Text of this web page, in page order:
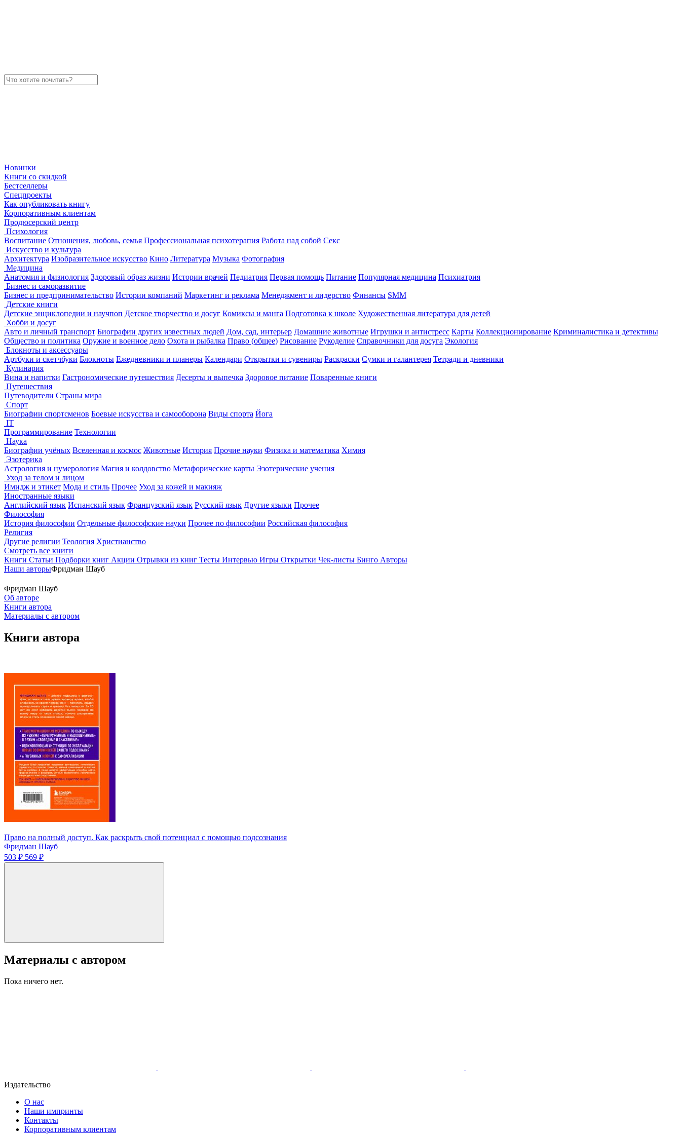
Новинки
Книги со скидкой
Бестселлеры
Спецпроекты
Как опубликовать книгу
Корпоративным клиентам
Продюсерский центр
Психология
Воспитание Отношения, любовь, семья Профессиональная психотерапия Работа над собой Секс
Искусство и культура
Архитектура Изобразительное искусство Кино Литература Музыка Фотография
Медицина
Анатомия и физиология Здоровый образ жизни Истории врачей Педиатрия Первая помощь Питание Популярная медицина Психиатрия
Бизнес и саморазвитие
Бизнес и предпринимательство Истории компаний Маркетинг и реклама Менеджмент и лидерство Финансы SMM
Детские книги
Детские энциклопедии и научпоп Детское творчество и досуг Комиксы и манга Подготовка к школе Художественная литература для детей
Хобби и досуг
Авто и личный транспорт Биографии других известных людей Дом, сад, интерьер Домашние животные Игрушки и антистресс Карты Коллекционирование Криминалистика и детективы
Общество и политика Оружие и военное дело Охота и рыбалка Право (общее) Рисование Рукоделие Справочники для досуга Экология
Блокноты и аксессуары
Артбуки и скетчбуки Блокноты Ежедневники и планеры Календари Открытки и сувениры Раскраски Сумки и галантерея Тетради и дневники
Кулинария
Вина и напитки Гастрономические путешествия Десерты и выпечка Здоровое питание Поваренные книги
Путешествия
Путеводители Страны мира
Спорт
Биографии спортсменов Боевые искусства и самооборона Виды спорта Йога
IT
Программирование Технологии
Наука
Биографии учёных Вселенная и космос Животные История Прочие науки Физика и математика Химия
Эзотерика
Астрология и нумерология Магия и колдовство Метафорические карты Эзотерические учения
Уход за телом и лицом
Имидж и этикет Мода и стиль Прочее Уход за кожей и макияж
Иностранные языки
Английский язык Испанский язык Французский язык Русский язык Другие языки Прочее
Философия
История философии Отдельные философские науки Прочее по философии Российская философия
Религия
Другие религии Теология Христианство
Смотреть все книги
Книги Статьи Подборки книг Акции Отрывки из книг Тесты Интервью Игры Открытки Чек-листы Бинго Авторы
Наши авторыФридман Шауб
Фридман Шауб
Об авторе
Книги автора
Материалы с автором
Книги автора
Право на полный доступ. Как раскрыть свой потенциал с помощью подсознания
Фридман Шауб
503 ₽ 569 ₽
Материалы с автором
Пока ничего нет.
Издательство
О нас
Наши импринты
Контакты
Корпоративным клиентам